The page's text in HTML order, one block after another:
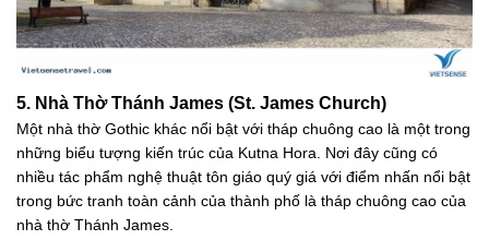
5. Nhà Thờ Thánh James (St. James Church)
Một nhà thờ Gothic khác nổi bật với tháp chuông cao là một trong
những biểu tượng kiến trúc của Kutna Hora. Nơi đây cũng có
nhiều tác phẩm nghệ thuật tôn giáo quý giá với điểm nhấn nổi bật
trong bức tranh toàn cảnh của thành phố là tháp chuông cao của
nhà thờ Thánh James.